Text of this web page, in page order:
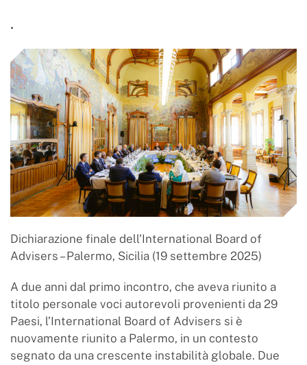
.
Dichiarazione finale dell'International Board of
Advisers – Palermo, Sicilia (19 settembre 2025)
A due anni dal primo incontro, che aveva riunito a
titolo personale voci autorevoli provenienti da 29
Paesi, l’International Board of Advisers si è
nuovamente riunito a Palermo, in un contesto
segnato da una crescente instabilità globale. Due